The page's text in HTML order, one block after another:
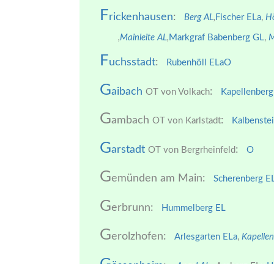
Frickenhausen: Berg AL, Fischer ELa,
,Mainleite AL, Markgraf Babenberg GL,
Fuchsstadt: Rubenhöll ELaO
Gaibach OT von Volkach:
Gambach OT von Karlstadt:
Garstadt OT von Bergrheinfeld : O
Gemünden am Main: Scherenberg
Gerbrunn: Hummelberg EL
Gerolzhofen: Arlesgarten ELa,